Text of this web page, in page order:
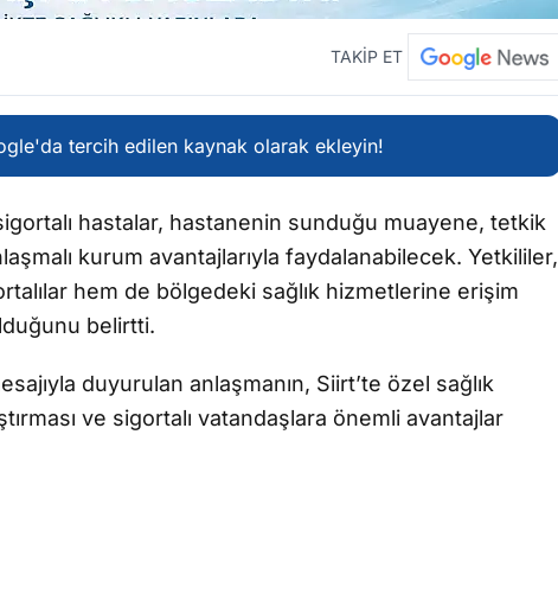
TAKİP ET
tercih edilen kaynak olarak ekleyin!
hastalar, hastanenin sunduğu muayene, tetkik
kurum avantajlarıyla faydalanabilecek. Yetkililer,
hem de bölgedeki sağlık hizmetlerine erişim
belirtti.
duyurulan anlaşmanın, Siirt’te özel sağlık
ve sigortalı vatandaşlara önemli avantajlar